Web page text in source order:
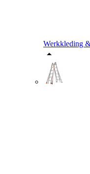
Werkkleding